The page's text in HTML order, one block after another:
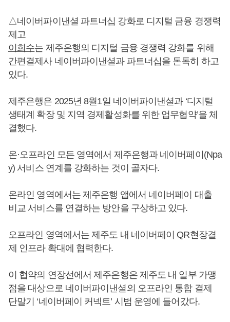
△네이버파이낸셜 파트너십 강화로 디지털 금융 경쟁력
제고
이희수는 제주은행의 디지털 금융 경쟁력 강화를 위해
간편결제사 네이버파이낸셜과 파트너십을 돈독히 하고
있다.
제주은행은 2025년 8월1일 네이버파이낸셜과 ‘디지털
생태계 확장 및 지역 경제활성화를 위한 업무협약’을 체
결했다.
온·오프라인 모든 영역에서 제주은행과 네이버페이(Npa
y) 서비스 연계를 강화하는 것이 골자다.
온라인 영역에서는 제주은행 앱에서 네이버페이 대출
비교 서비스를 연결하는 방안을 구상하고 있다.
오프라인 영역에서는 제주도 내 네이버페이 QR현장결
제 인프라 확대에 협력한다.
이 협약의 연장선에서 제주은행은 제주도 내 일부 가맹
점을 대상으로 네이버파이낸셜의 오프라인 통합 결제
단말기 ‘네이버페이 커넥트’ 시범 운영에 들어갔다.